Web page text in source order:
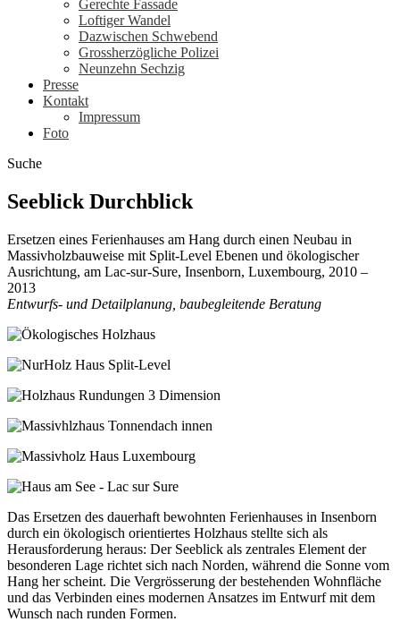
Gerechte Fassade
Loftiger Wandel
Dazwischen Schwebend
Grossherzögliche Polizei
Neunzehn Sechzig
Presse
Kontakt
Impressum
Foto
Suche
Seeblick Durchblick
Ersetzen eines Ferienhauses am Hang durch einen Neubau in
Massivholzbauweise mit Split-Level Ebenen und ökologischer
Ausrichtung, am Lac-sur-Sure, Insenborn, Luxembourg, 2010 –
2013
Entwurfs- und Detailplanung, baubegleitende Beratung
Das Ersetzen des dauerhaft bewohnten Ferienhauses in Insenborn
durch ein ökologisch orientiertes Holzhaus stellte sich als
Herausforderung heraus: Der Seeblick als zentrales Element der
besonderen Lage richtet sich nach Norden, während die Sonne vom
Hang her scheint. Die Vergrösserung der bestehenden Wohnfläche
und das Verbinden eines modernen Ansatzes im Entwurf mit dem
Wunsch nach runden Formen.